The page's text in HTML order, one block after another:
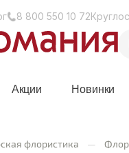
8 800 550 10 72
Акции Новинки
флористика —